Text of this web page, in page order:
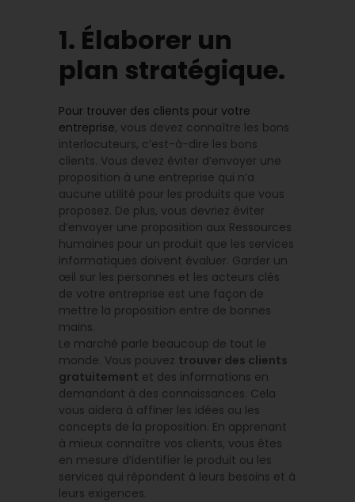
1. Élaborer un
plan stratégique.
Pour trouver des clients pour votre
entreprise, vous devez connaître les bons
interlocuteurs, c’est-à-dire les bons
clients. Vous devez éviter d’envoyer une
proposition à une entreprise qui n’a
aucune utilité pour les produits que vous
proposez. De plus, vous devriez éviter
d’envoyer une proposition aux Ressources
humaines pour un produit que les services
informatiques doivent évaluer. Garder un
œil sur les personnes et les acteurs clés
de votre entreprise est une façon de
mettre la proposition entre de bonnes
mains.
Le marché parle beaucoup de tout le
monde. Vous pouvez trouver des clients
gratuitement et des informations en
demandant à des connaissances. Cela
vous aidera à affiner les idées ou les
concepts de la proposition. En apprenant
à mieux connaître vos clients, vous êtes
en mesure d’identifier le produit ou les
services qui répondent à leurs besoins et à
leurs exigences.